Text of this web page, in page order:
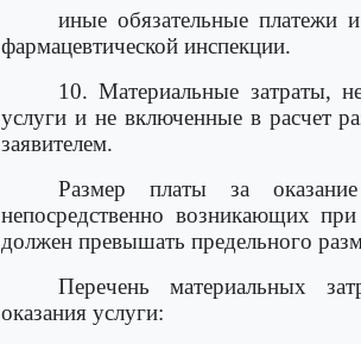
иные обязательные платежи
фармацевтической инспекции.
10. Материальные затраты,
услуги и не включенные в расчет
заявителем.
Размер платы за
непосредственно возникающих
должен превышать предельного
Перечень материальных
оказания услуги: